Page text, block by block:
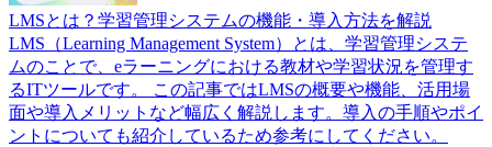
LMSとは？学習管理システムの機能・導入方法を解説
LMS（Learning Management System）とは、学習管理システ
ムのことで、eラーニングにおける教材や学習状況を管理す
るITツールです。 この記事ではLMSの概要や機能、活用場
面や導入メリットなど幅広く解説します。導入の手順やポイ
ントについても紹介しているため参考にしてください。